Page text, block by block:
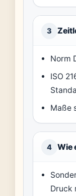
3
Norm
ISO
Maße
4 Wie
Druck